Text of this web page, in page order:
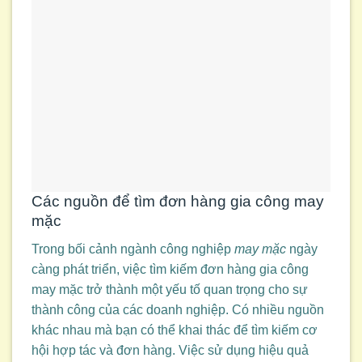
Các nguồn để tìm đơn hàng gia công may
mặc
Trong bối cảnh ngành công nghiệp may mặc ngày
càng phát triển, việc tìm kiếm đơn hàng gia công
may mặc trở thành một yếu tố quan trọng cho sự
thành công của các doanh nghiệp. Có nhiều nguồn
khác nhau mà bạn có thể khai thác để tìm kiếm cơ
hội hợp tác và đơn hàng. Việc sử dụng hiệu quả